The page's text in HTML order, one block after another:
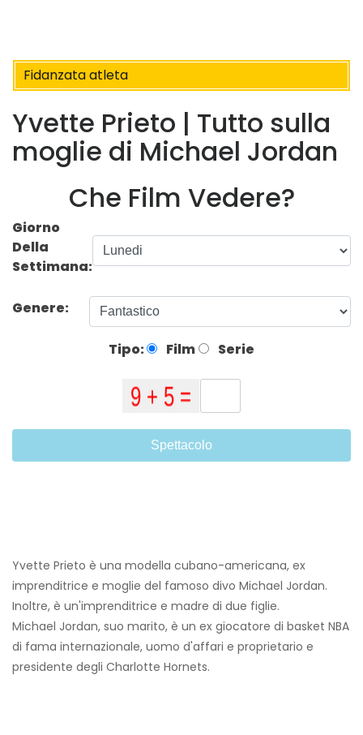
Fidanzata atleta
Yvette Prieto | Tutto sulla
moglie di Michael Jordan
Che Film Vedere?
Giorno
Della
Settimana:
Genere:
Tipo: Film Serie
Spettacolo
Yvette Prieto è una modella cubano-americana, ex
imprenditrice e moglie del famoso divo Michael Jordan.
Inoltre, è un'imprenditrice e madre di due figlie.
Michael Jordan, suo marito, è un ex giocatore di basket NBA
di fama internazionale, uomo d'affari e proprietario e
presidente degli Charlotte Hornets.